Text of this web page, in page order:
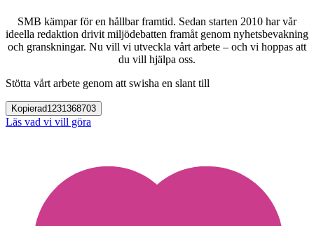
SMB kämpar för en hållbar framtid. Sedan starten 2010 har vår
ideella redaktion drivit miljödebatten framåt genom nyhetsbevakning
och granskningar. Nu vill vi utveckla vårt arbete – och vi hoppas att
du vill hjälpa oss.
Stötta vårt arbete genom att swisha en slant till
Kopierad1231368703
Läs vad vi vill göra